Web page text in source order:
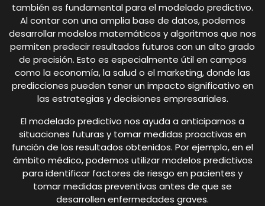
también es fundamental para el modelado predictivo.
Al contar con una amplia base de datos, podemos
desarrollar modelos matemáticos y algoritmos que nos
permiten predecir resultados futuros con un alto grado
de precisión. Esto es especialmente útil en campos
como la economía, la salud o el marketing, donde las
predicciones pueden tener un impacto significativo en
las estrategias y decisiones empresariales.
El modelado predictivo nos ayuda a anticiparnos a
situaciones futuras y tomar medidas proactivas en
función de los resultados obtenidos. Por ejemplo, en el
ámbito médico, podemos utilizar modelos predictivos
para identificar factores de riesgo en pacientes y
tomar medidas preventivas antes de que se
desarrollen enfermedades graves.